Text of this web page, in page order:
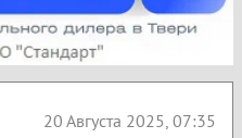
20 Августа 2025, 07:35